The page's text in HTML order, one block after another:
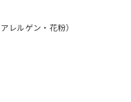
レルゲン・花粉）